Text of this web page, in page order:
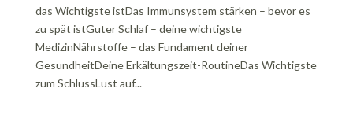
das Wichtigste istDas Immunsystem stärken – bevor es
zu spät istGuter Schlaf – deine wichtigste
MedizinNährstoffe – das Fundament deiner
GesundheitDeine Erkältungszeit-RoutineDas Wichtigste
zum SchlussLust auf...